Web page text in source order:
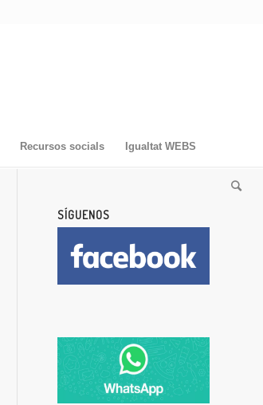
Recursos socials Igualtat WEBS
SÍGUENOS